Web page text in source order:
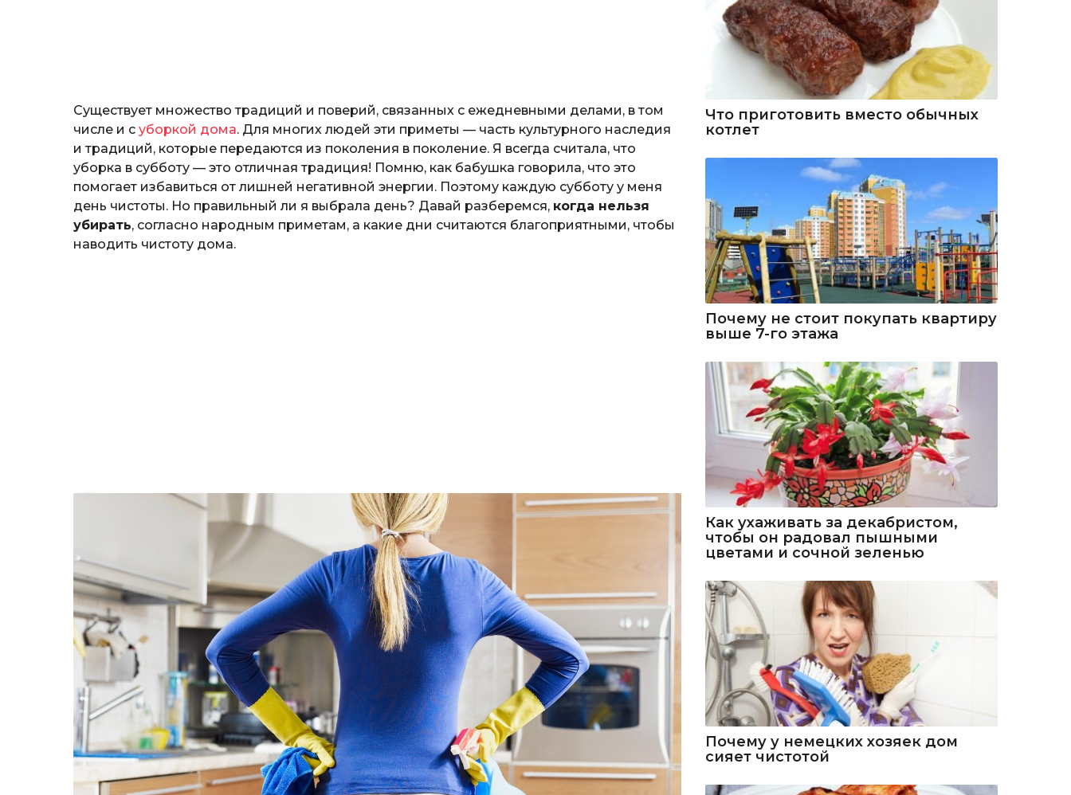
Существует множество традиций и поверий, связанных с ежедневными делами, в том
числе и с уборкой дома. Для многих людей эти приметы — часть культурного наследия
и традиций, которые передаются из поколения в поколение. Я всегда считала, что
уборка в субботу — это отличная традиция! Помню, как бабушка говорила, что это
помогает избавиться от лишней негативной энергии. Поэтому каждую субботу у меня
день чистоты. Но правильный ли я выбрала день? Давай разберемся, когда нельзя
убирать, согласно народным приметам, а какие дни считаются благоприятными, чтобы
наводить чистоту дома.
Что приготовить вместо обычных
котлет
Почему не стоит покупать квартиру
выше 7-го этажа
Как ухаживать за декабристом,
чтобы он радовал пышными
цветами и сочной зеленью
Почему у немецких хозяек дом
сияет чистотой